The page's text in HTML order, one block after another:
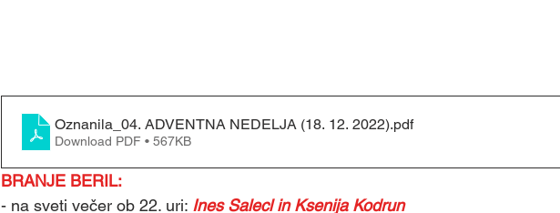
Oznanila_04. ADVENTNA NEDELJA (18. 12. 2022).pdf
Download PDF • 567KB
BRANJE BERIL:
- na sveti večer ob 22. uri: Ines Salecl in Ksenija Kodrun